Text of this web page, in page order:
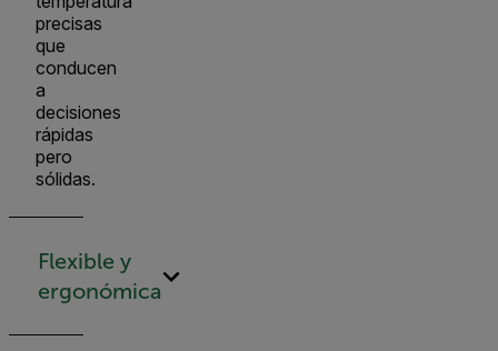
precisas
que
conducen
a
decisiones
rápidas
pero
sólidas.
Flexible y
ergonómica